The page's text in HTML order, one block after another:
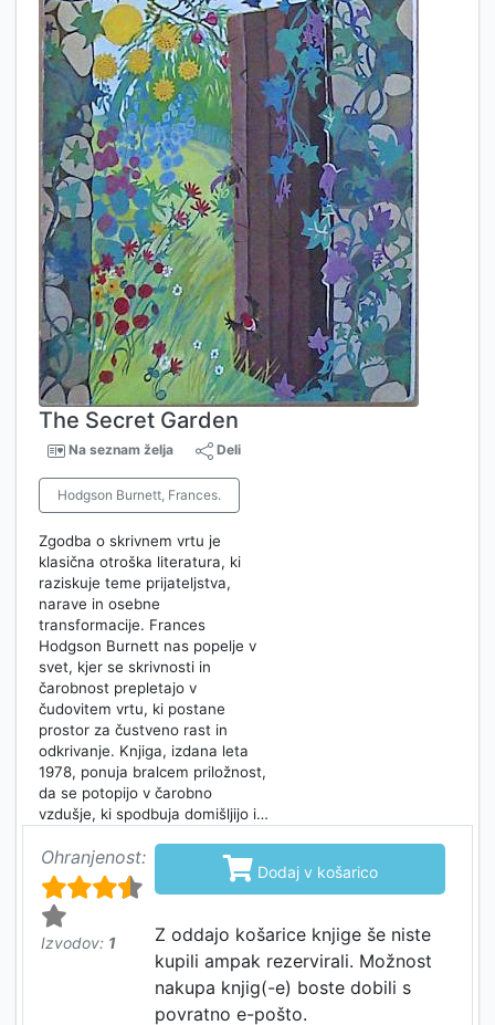
The Secret Garden
Na seznam želja Deli
Hodgson Burnett, Frances.
Zgodba o skrivnem vrtu je
klasična otroška literatura, ki
raziskuje teme prijateljstva,
narave in osebne
transformacije. Frances
Hodgson Burnett nas popelje v
svet, kjer se skrivnosti in
čarobnost prepletajo v
čudovitem vrtu, ki postane
prostor za čustveno rast in
odkrivanje. Knjiga, izdana leta
1978, ponuja bralcem priložnost,
da se potopijo v čarobno
vzdušje, ki spodbuja domišljijo i…
Ohranjenost:
Izvodov: 1
 Dodaj v košarico
Z oddajo košarice knjige še niste
kupili ampak rezervirali. Možnost
nakupa knjig(-e) boste dobili s
povratno e-pošto.